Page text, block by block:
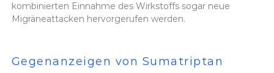
kombinierten Einnahme des Wirkstoffs sogar neue
Migräneattacken hervorgerufen werden.
Gegenanzeigen von Sumatriptan